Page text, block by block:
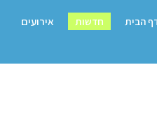
הבית חדשות אירועים